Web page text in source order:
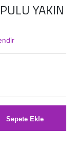
YAKIN
Sepete Ekle